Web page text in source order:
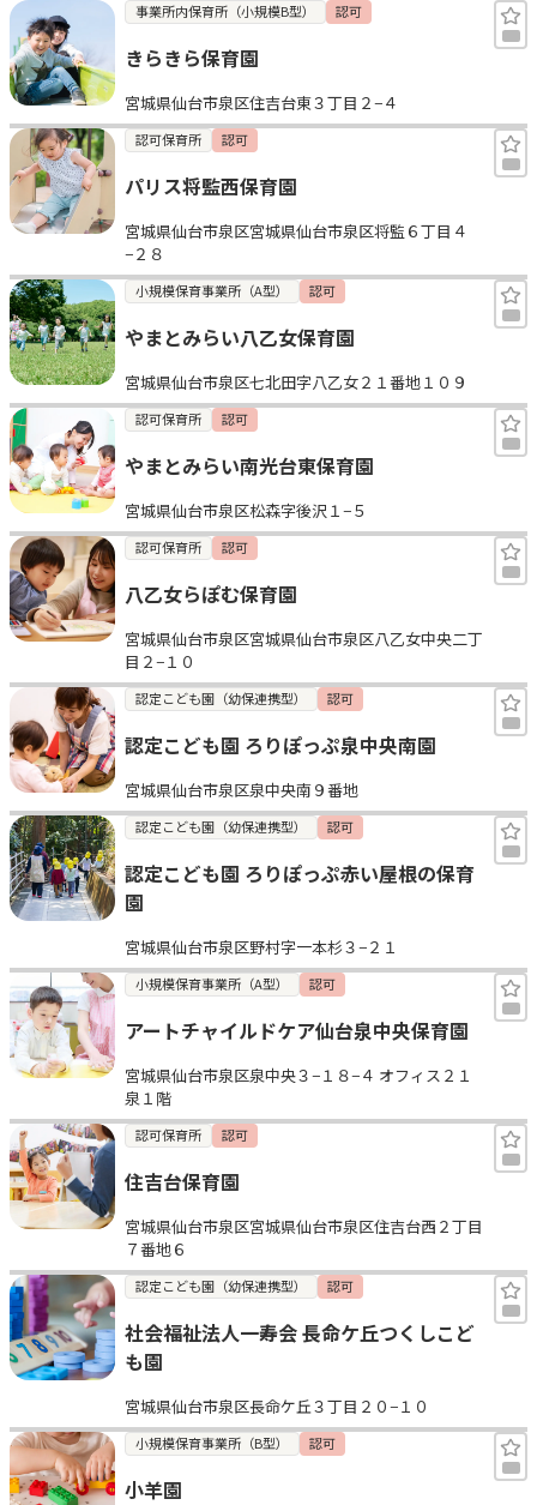
事業所内保育所（小規模B型） 認可
きらきら保育園
宮城県仙台市泉区住吉台東３丁目２−４
認可保育所 認可
パリス将監西保育園
宮城県仙台市泉区宮城県仙台市泉区将監６丁目４
−２８
小規模保育事業所（A型） 認可
やまとみらい八乙女保育園
宮城県仙台市泉区七北田字八乙女２１番地１０９
認可保育所 認可
やまとみらい南光台東保育園
宮城県仙台市泉区松森字後沢１−５
認可保育所 認可
八乙女らぽむ保育園
宮城県仙台市泉区宮城県仙台市泉区八乙女中央二丁
目２−１０
認定こども園（幼保連携型） 認可
認定こども園 ろりぽっぷ泉中央南園
宮城県仙台市泉区泉中央南９番地
認定こども園（幼保連携型） 認可
認定こども園 ろりぽっぷ赤い屋根の保育
園
宮城県仙台市泉区野村字一本杉３−２１
小規模保育事業所（A型） 認可
アートチャイルドケア仙台泉中央保育園
宮城県仙台市泉区泉中央３−１８−４ オフィス２１
泉１階
認可保育所 認可
住吉台保育園
宮城県仙台市泉区宮城県仙台市泉区住吉台西２丁目
７番地６
認定こども園（幼保連携型） 認可
社会福祉法人一寿会 長命ケ丘つくしこど
も園
宮城県仙台市泉区長命ケ丘３丁目２０−１０
小規模保育事業所（B型） 認可
小羊園